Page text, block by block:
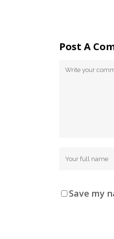
Post A
Save my